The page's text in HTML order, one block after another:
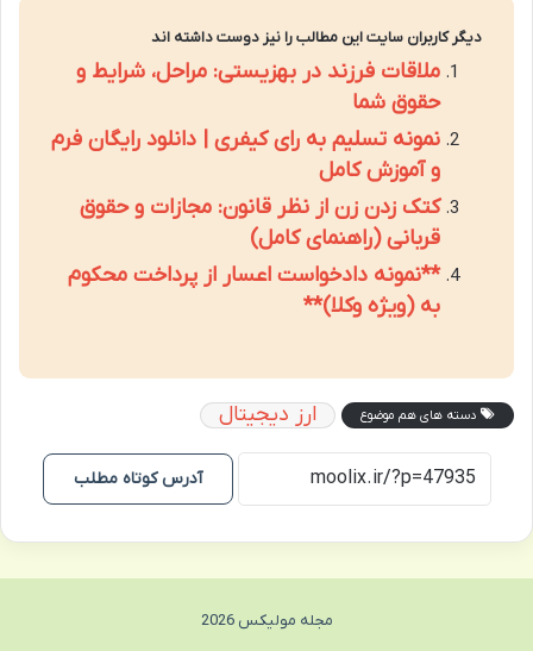
دیگر کاربران سایت این مطالب را نیز دوست داشته اند
ملاقات فرزند در بهزیستی: مراحل، شرایط و
حقوق شما
نمونه تسلیم به رای کیفری | دانلود رایگان فرم
و آموزش کامل
کتک زدن زن از نظر قانون: مجازات و حقوق
قربانی (راهنمای کامل)
**نمونه دادخواست اعسار از پرداخت محکوم
به (ویژه وکلا)**
دسته های هم موضوع ارز دیجیتال
آدرس کوتاه مطلب
مجله مولیکس 2026